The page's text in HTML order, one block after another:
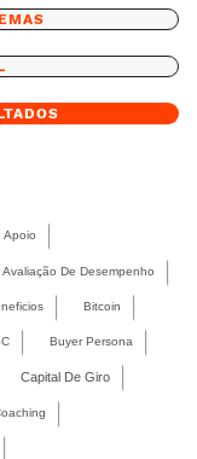
Apoio
Avaliação De Desempenho
Bitcoin
Buyer Persona
Capital De Giro